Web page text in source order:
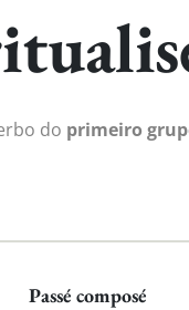
do primeiro
Passé composé